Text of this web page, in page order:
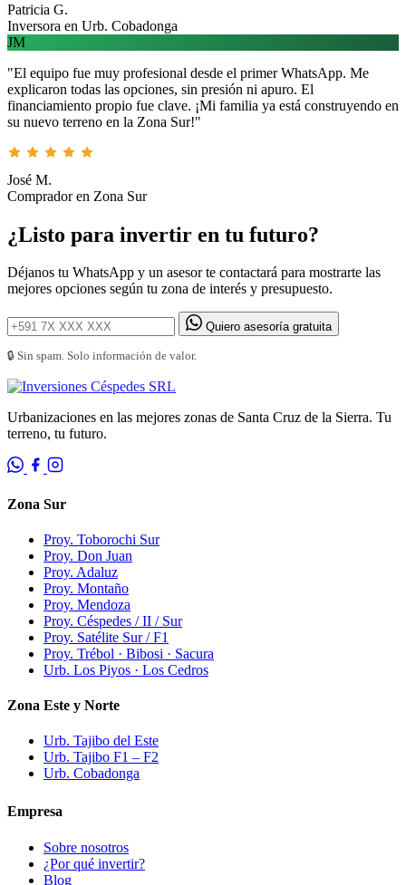
Patricia G.
Inversora en Urb. Cobadonga
JM
"El equipo fue muy profesional desde el primer WhatsApp. Me
explicaron todas las opciones, sin presión ni apuro. El
financiamiento propio fue clave. ¡Mi familia ya está construyendo en
su nuevo terreno en la Zona Sur!"
José M.
Comprador en Zona Sur
¿Listo para invertir en tu futuro?
Déjanos tu WhatsApp y un asesor te contactará para mostrarte las
mejores opciones según tu zona de interés y presupuesto.
Quiero asesoría gratuita
🔒 Sin spam. Solo información de valor.
Urbanizaciones en las mejores zonas de Santa Cruz de la Sierra. Tu
terreno, tu futuro.
Zona Sur
Proy. Toborochi Sur
Proy. Don Juan
Proy. Adaluz
Proy. Montaño
Proy. Mendoza
Proy. Céspedes / II / Sur
Proy. Satélite Sur / F1
Proy. Trébol · Bibosi · Sacura
Urb. Los Piyos · Los Cedros
Zona Este y Norte
Urb. Tajibo del Este
Urb. Tajibo F1 – F2
Urb. Cobadonga
Empresa
Sobre nosotros
¿Por qué invertir?
Blog